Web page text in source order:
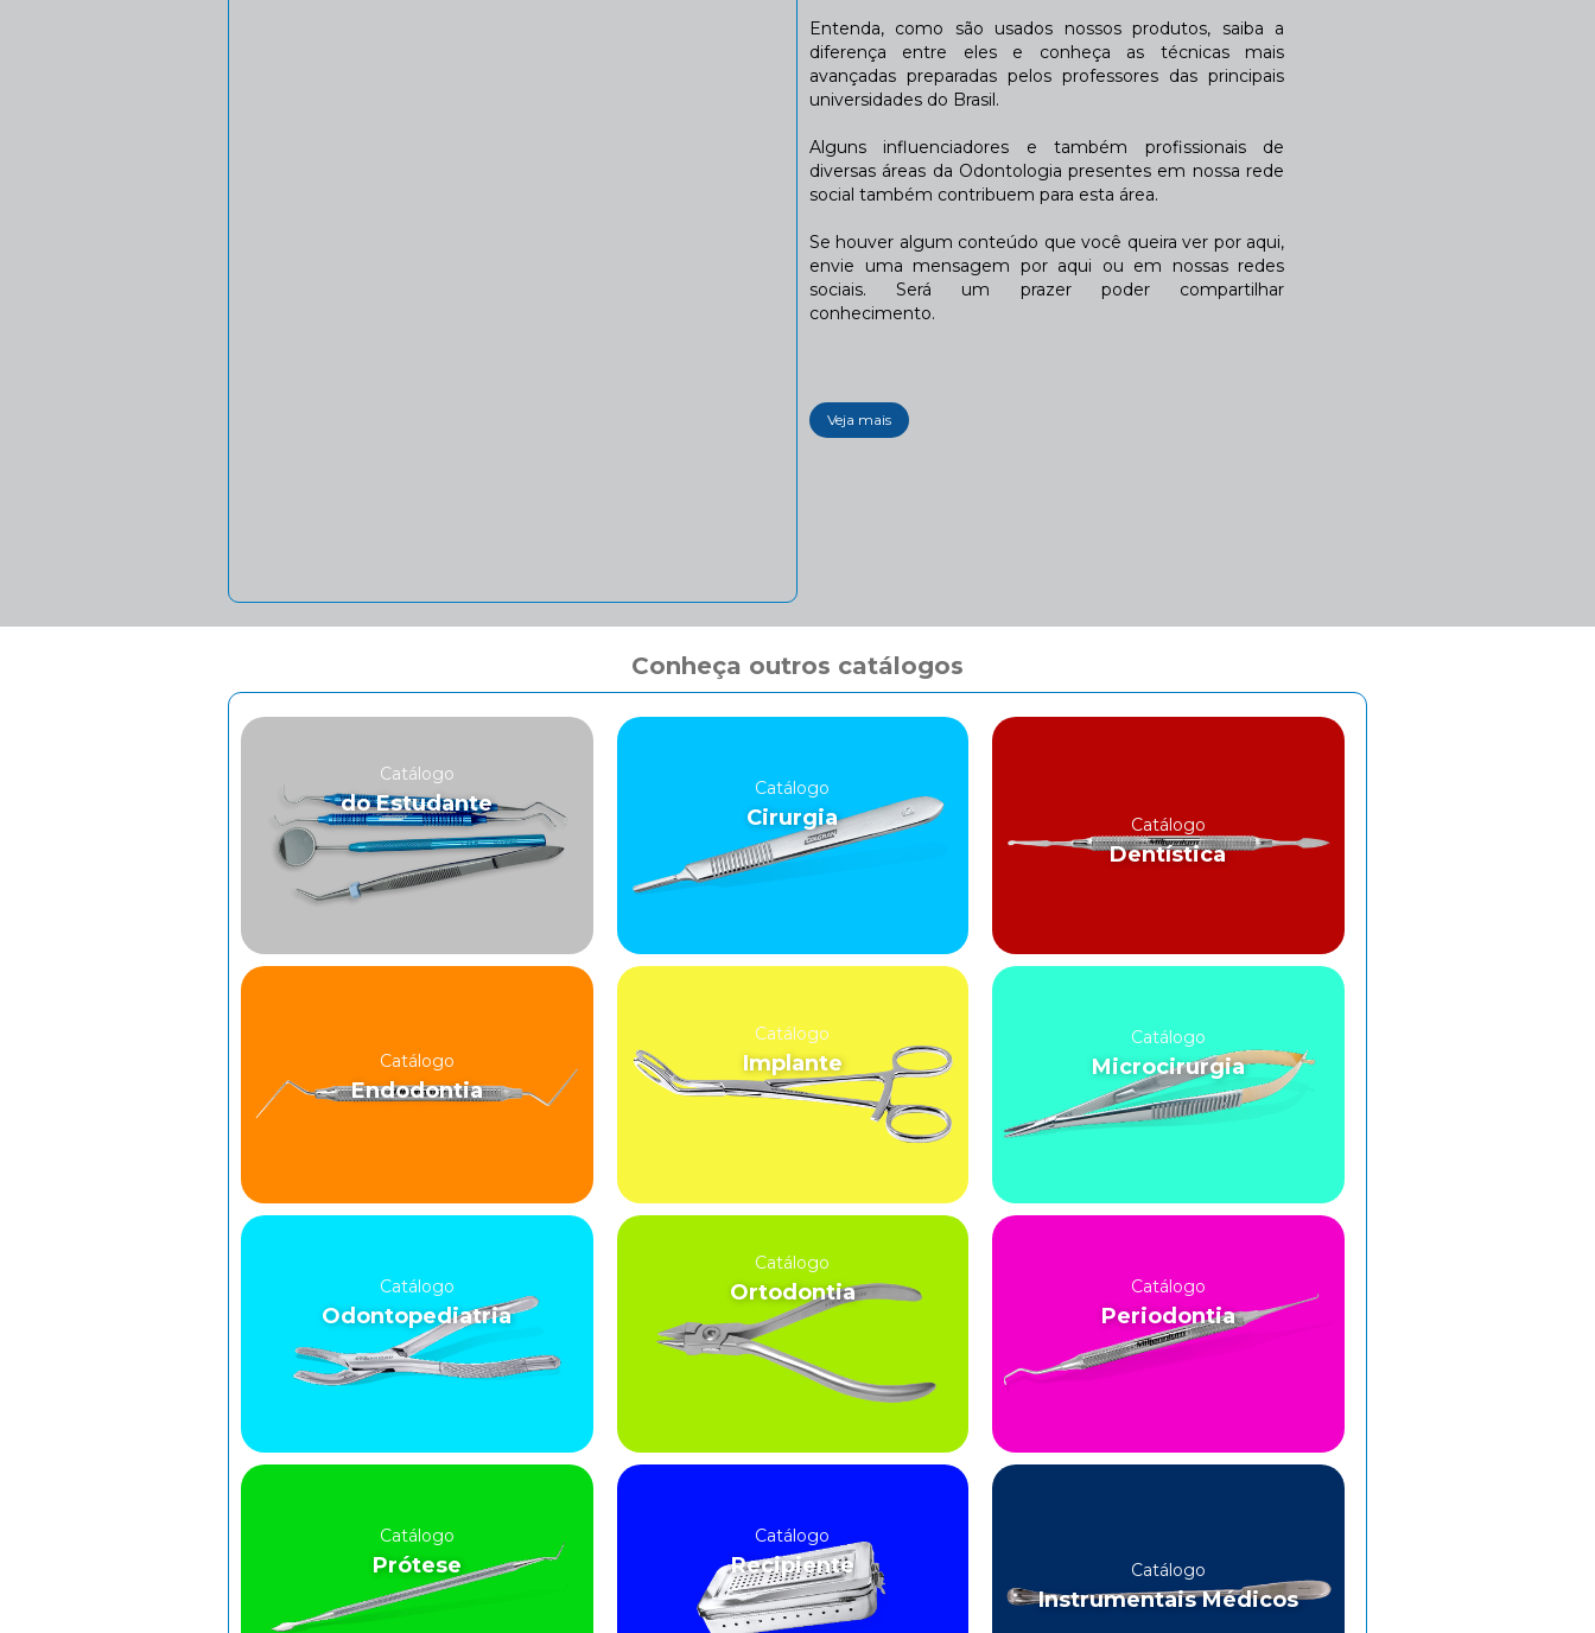
Entenda, como são usados nossos produtos, saiba a
diferença entre eles e conheça as técnicas mais
avançadas preparadas pelos professores das principais
universidades do Brasil.
Alguns influenciadores e também profissionais de
diversas áreas da Odontologia presentes em nossa rede
social também contribuem para esta área.
Se houver algum conteúdo que você queira ver por aqui,
envie uma mensagem por aqui ou em nossas redes
sociais. Será um prazer poder compartilhar
conhecimento.
Veja mais
Conheça outros catálogos
Catálogo
do Estudante
Catálogo
Cirurgia Catálogo
Dentística
Catálogo
Endodontia
Catálogo
Implante
Catálogo
Microcirurgia
Catálogo
Odontopediatria
Catálogo
Ortodontia Catálogo
Periodontia
Catálogo
Prótese
Catálogo
Recipiente Catálogo
Instrumentais Médicos